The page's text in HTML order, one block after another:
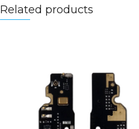
Related products